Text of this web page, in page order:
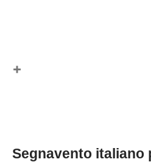
Segnavento italiano